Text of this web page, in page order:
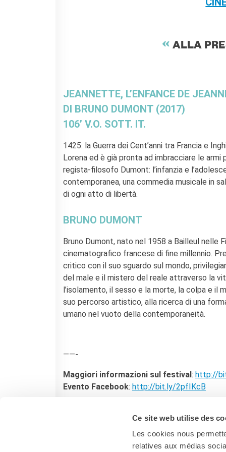
Ce site web utilise des
Les cookies nous
relatives aux médias
CERCA
ALLA
JEANNETTE, L’ENFANCE DE
DI BRUNO DUMONT (2017)
106’ V.O. SOTT. IT.
1425: la Guerra dei Cent’anni tra Francia e
Lorena ed è già pronta ad imbracciare le
regista-filosofo Dumont: l’infanzia e
contemporanea, una commedia musicale in
di ogni atto di libertà.
BRUNO DUMONT
Bruno Dumont, nato nel 1958 a Bailleul nelle
cinematografico francese di fine millennio.
critico con il suo sguardo sul mondo,
del male e il mistero del reale attraverso la
l’isolamento, il sesso e la morte, la colpa e
suo percorso artistico, alla ricerca di una
umano nel vuoto della contemporaneità.
——-
Maggiori informazioni sul festival : http://
Evento Facebook: http://bit.ly/2pfIKcB